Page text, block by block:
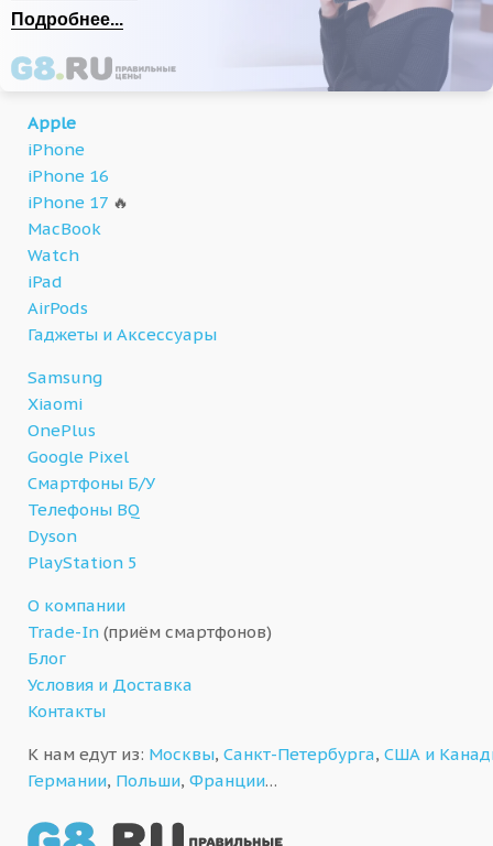
Подробнее...
Apple
iPhone
iPhone 16
iPhone 17 🔥
MacBook
Watch
iPad
AirPods
Гаджеты и Аксессуары
Samsung
Xiaomi
OnePlus
Google Pixel
Смартфоны Б/У
Телефоны BQ
Dyson
PlayStation 5
О компании
Trade-In (приём смартфонов)
Блог
Условия и Доставка
Контакты
К нам едут из: Москвы, Санкт-Петербурга, США и
Германии, Польши, Франции…